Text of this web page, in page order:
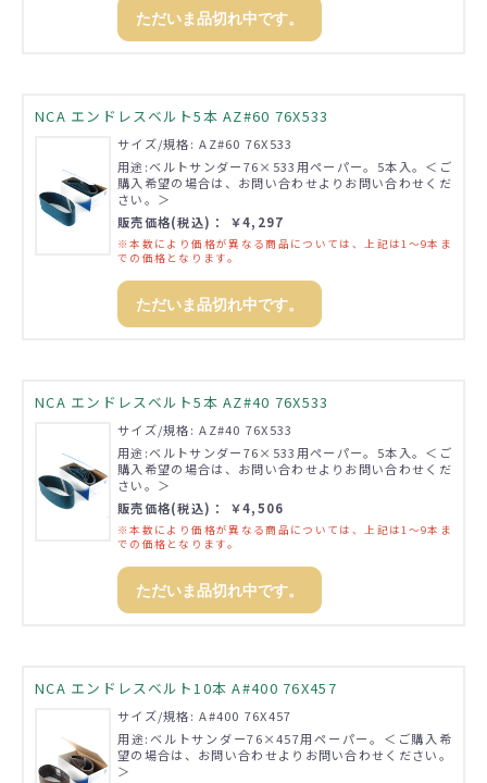
ただいま品切れ中です。
NCA エンドレスベルト5本 AZ#60 76X533
サイズ/規格: AZ#60 76X533
用途:ベルトサンダー76×533用ペーパー。5本入。＜ご
購入希望の場合は、お問い合わせよりお問い合わせくだ
さい。＞
販売価格(税込)： ￥4,297
※本数により価格が異なる商品については、上記は1～9本ま
での価格となります。
ただいま品切れ中です。
NCA エンドレスベルト5本 AZ#40 76X533
サイズ/規格: AZ#40 76X533
用途:ベルトサンダー76×533用ペーパー。5本入。＜ご
購入希望の場合は、お問い合わせよりお問い合わせくだ
さい。＞
販売価格(税込)： ￥4,506
※本数により価格が異なる商品については、上記は1～9本ま
での価格となります。
ただいま品切れ中です。
NCA エンドレスベルト10本 A#400 76X457
サイズ/規格: A#400 76X457
用途:ベルトサンダー76×457用ペーパー。＜ご購入希
望の場合は、お問い合わせよりお問い合わせください。
＞